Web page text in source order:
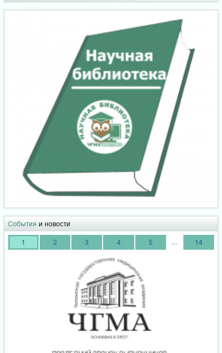
События и новости
1 2 3 4 5 14